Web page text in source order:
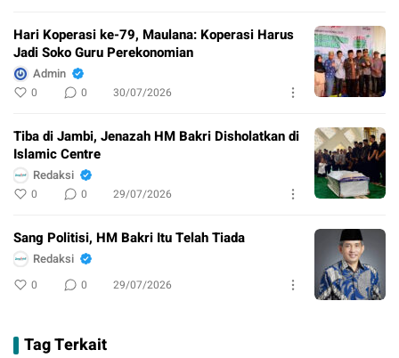
Hari Koperasi ke-79, Maulana: Koperasi Harus
Jadi Soko Guru Perekonomian
Admin
0 0 30/07/2026
Tiba di Jambi, Jenazah HM Bakri Disholatkan di
Islamic Centre
Redaksi
0 0 29/07/2026
Sang Politisi, HM Bakri Itu Telah Tiada
Redaksi
0 0 29/07/2026
Tag Terkait